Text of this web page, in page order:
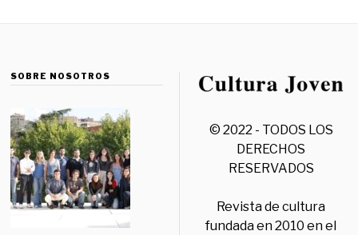
SOBRE NOSOTROS
© 2022 - TODOS LOS
DERECHOS
RESERVADOS
Revista de cultura
fundada en 2010 en el